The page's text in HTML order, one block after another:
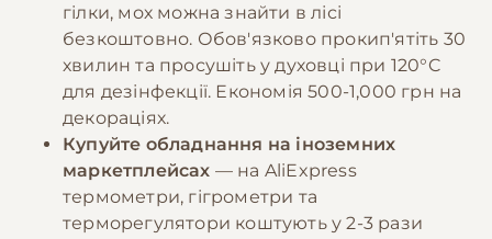
гілки, мох можна знайти в лісі
безкоштовно. Обов'язково прокип'ятіть 30
хвилин та просушіть у духовці при 120°C
для дезінфекції. Економія 500-1,000 грн на
декораціях.
Купуйте обладнання на іноземних
маркетплейсах — на AliExpress
термометри, гігрометри та
терморегулятори коштують у 2-3 рази